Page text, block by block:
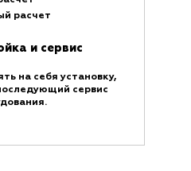
расчет
и сервис
на себя установку,
сервис